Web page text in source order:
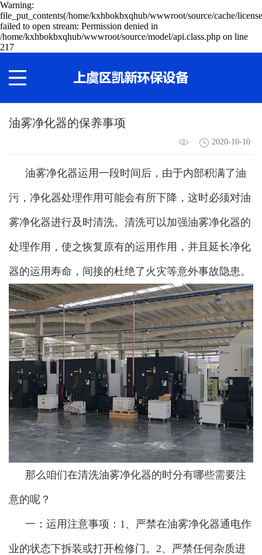
Warning:
file_put_contents(/home/kxhbokbxqhub/wwwroot/source/cache/
failed to open stream: Permission denied in
/home/kxhbokbxqhub/wwwroot/source/model/api.class.php on line
217
油雾净化器的保养事项
2020-10-10
油雾净化器运用一段时间后，由于内部积满了油
污，净化器处理作用可能会有所下降，这时必须对油
雾净化器进行及时清洗。清洗可以加强油雾净化器的
处理作用，使之恢复原有的运用作用，并且延长净化
器的运用寿命，间接的杜绝了火灾等意外事故隐患。
那么咱们在清洗油雾净化器的时分有哪些需要注
意的呢？
一：运用注意事项：1、严禁在油雾净化器通电作
业的状态下拆装或打开检修门。2、严禁任何杂质进